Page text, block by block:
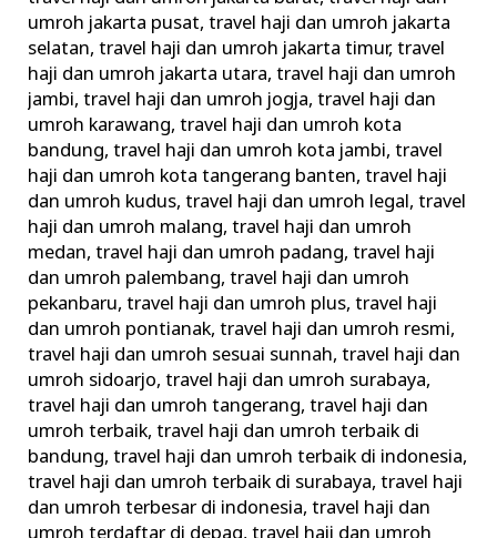
umroh jakarta pusat,travel haji dan umroh jakarta
selatan,travel haji dan umroh jakarta timur,travel
haji dan umroh jakarta utara,travel haji dan umroh
jambi,travel haji dan umroh jogja,travel haji dan
umroh karawang,travel haji dan umroh kota
bandung,travel haji dan umroh kota jambi,travel
haji dan umroh kota tangerang banten,travel haji
dan umroh kudus,travel haji dan umroh legal,travel
haji dan umroh malang,travel haji dan umroh
medan,travel haji dan umroh padang,travel haji
dan umroh palembang,travel haji dan umroh
pekanbaru,travel haji dan umroh plus,travel haji
dan umroh pontianak,travel haji dan umroh resmi,
travel haji dan umroh sesuai sunnah,travel haji dan
umroh sidoarjo,travel haji dan umroh surabaya,
travel haji dan umroh tangerang,travel haji dan
umroh terbaik,travel haji dan umroh terbaik di
bandung,travel haji dan umroh terbaik di indonesia,
travel haji dan umroh terbaik di surabaya,travel haji
dan umroh terbesar di indonesia,travel haji dan